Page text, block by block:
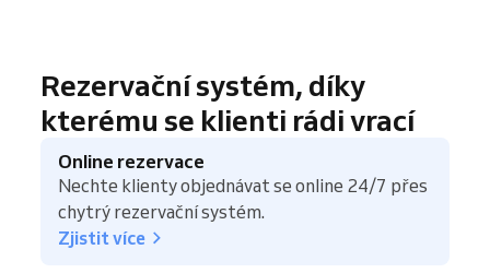
Rezervační systém, díky
kterému se klienti rádi vrací
Online rezervace
Nechte klienty objednávat se online 24/7 přes
chytrý rezervační systém.
Zjistit více